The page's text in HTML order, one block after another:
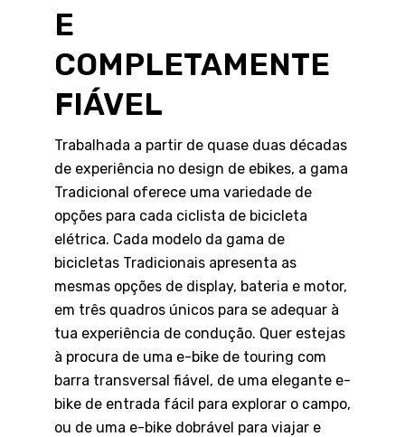
E
COMPLETAMENTE
FIÁVEL
Trabalhada a partir de quase duas décadas
de experiência no design de ebikes, a gama
Tradicional oferece uma variedade de
opções para cada ciclista de bicicleta
elétrica. Cada modelo da gama de
bicicletas Tradicionais apresenta as
mesmas opções de display, bateria e motor,
em três quadros únicos para se adequar à
tua experiência de condução. Quer estejas
à procura de uma e-bike de touring com
barra transversal fiável, de uma elegante e-
bike de entrada fácil para explorar o campo,
ou de uma e-bike dobrável para viajar e